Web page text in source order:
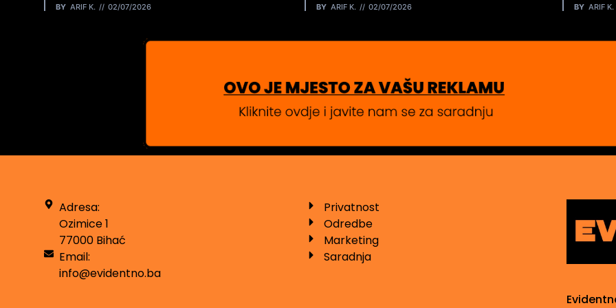
BY ARIF K. 02/07/2026 BY ARIF K. 02/07/2026 BY ARIF K.
Adresa:
Ozimice 1
77000 Bihać
Email:
info@evidentno.ba
Privatnost
Odredbe
Marketing
Saradnja